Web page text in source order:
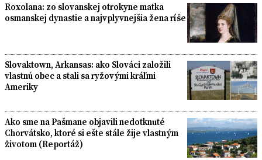
Roxolana: zo slovanskej otrokyne matka
osmanskej dynastie a najvplyvnejšia žena ríše
Slovaktown, Arkansas: ako Slováci založili
vlastnú obec a stali sa ryžovými kráľmi
Ameriky
Ako sme na Pašmane objavili nedotknuté
Chorvátsko, ktoré si ešte stále žije vlastným
životom (Reportáž)